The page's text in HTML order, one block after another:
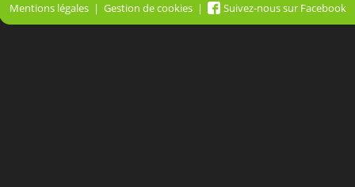
Mentions légales Gestion de cookies Suivez-nous sur Facebook